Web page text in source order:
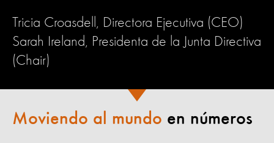
Tricia Croasdell, Directora Ejecutiva (CEO)
Sarah Ireland, Presidenta de la Junta Directiva
(Chair)
Moviendo al mundo en números